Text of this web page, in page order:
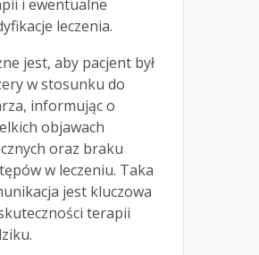
i ewentualne
leczenia.
jest, aby pacjent był
w stosunku do
informując o
objawach
oraz braku
w leczeniu. Taka
jest kluczowa
terapii